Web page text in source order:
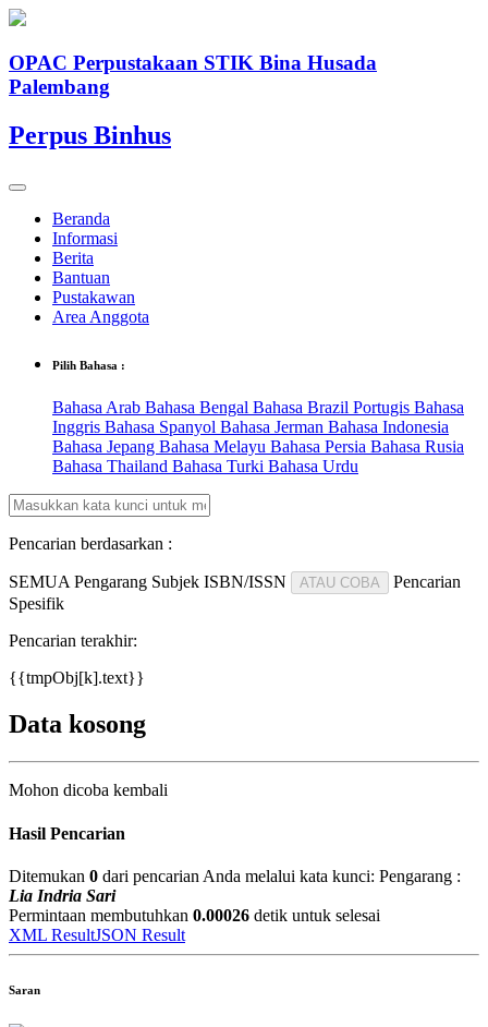
OPAC Perpustakaan STIK Bina Husada
Palembang
Perpus Binhus
Beranda
Informasi
Berita
Bantuan
Pustakawan
Area Anggota
Pilih Bahasa :
Bahasa Arab Bahasa Bengal Bahasa Brazil Portugis Bahasa
Inggris Bahasa Spanyol Bahasa Jerman Bahasa Indonesia
Bahasa Jepang Bahasa Melayu Bahasa Persia Bahasa Rusia
Bahasa Thailand Bahasa Turki Bahasa Urdu
Pencarian berdasarkan :
SEMUA Pengarang Subjek ISBN/ISSN ATAU COBA
Pencarian
Spesifik
Pencarian terakhir:
{{tmpObj[k].text}}
Data kosong
Mohon dicoba kembali
Hasil Pencarian
Ditemukan 0 dari pencarian Anda melalui kata kunci: Pengarang :
Lia Indria Sari
Permintaan membutuhkan 0.00026 detik untuk selesai
XML ResultJSON Result
Saran